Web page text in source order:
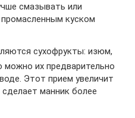
смазывать или
куском
сухофрукты: изюм,
можно их предварительно
Этот прием увеличит
манник более